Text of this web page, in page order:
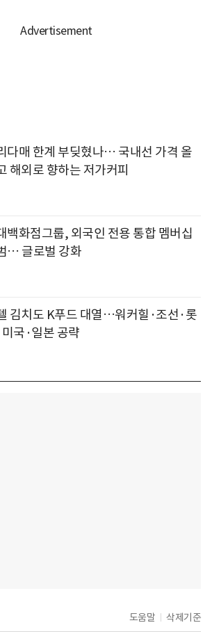
다매 한계 부딪혔나… 국내선 가격 올
해외로 향하는 저가커피
백화점그룹, 외국인 전용 통합 멤버십
… 글로벌 강화
김치도 K푸드 대열…워커힐·조선·롯
국·일본 공략
도움말 삭제기준